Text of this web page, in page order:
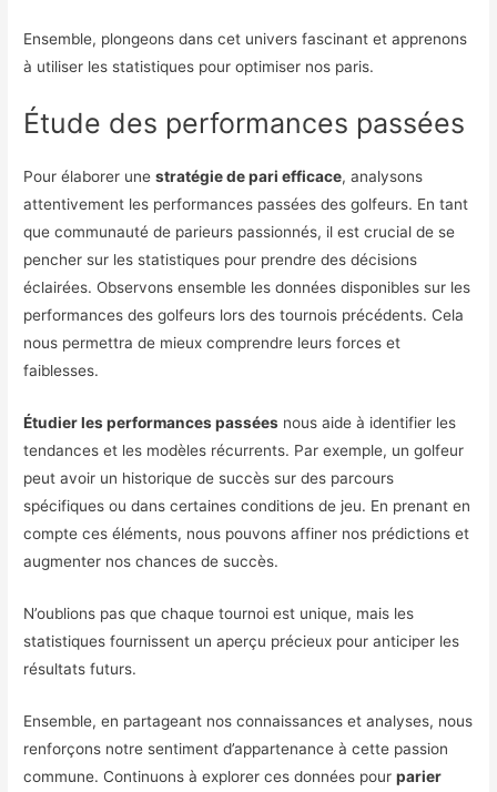
Ensemble, plongeons dans cet univers fascinant et apprenons
à utiliser les statistiques pour optimiser nos paris.
Étude des performances passées
Pour élaborer unestratégie de pari efficace, analysons
attentivement les performances passées des golfeurs. En tant
que communauté de parieurs passionnés, il est crucial de se
pencher sur les statistiques pour prendre des décisions
éclairées. Observons ensemble les données disponibles sur les
performances des golfeurs lors des tournois précédents. Cela
nous permettra de mieux comprendre leurs forces et
faiblesses.
Étudier les performances passées nous aide à identifier les
tendances et les modèles récurrents. Par exemple, un golfeur
peut avoir un historique de succès sur des parcours
spécifiques ou dans certaines conditions de jeu. En prenant en
compte ces éléments, nous pouvons affiner nos prédictions et
augmenter nos chances de succès.
N’oublions pas que chaque tournoi est unique, mais les
statistiques fournissent un aperçu précieux pour anticiper les
résultats futurs.
Ensemble, en partageant nos connaissances et analyses, nous
renforçons notre sentiment d’appartenance à cette passion
commune. Continuons à explorer ces données pourparier